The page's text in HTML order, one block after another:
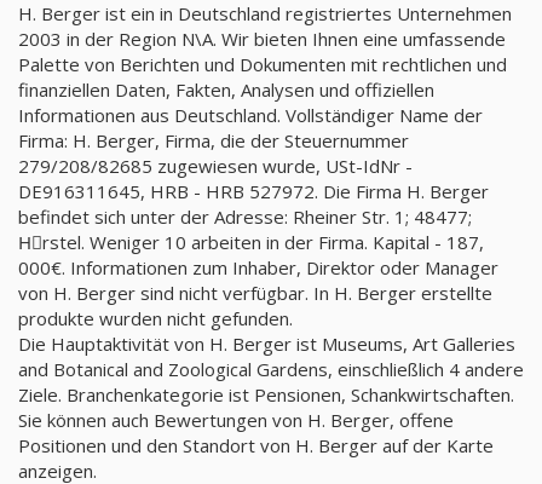
H. Berger ist ein in Deutschland registriertes Unternehmen
2003 in der Region N\A. Wir bieten Ihnen eine umfassende
Palette von Berichten und Dokumenten mit rechtlichen und
finanziellen Daten, Fakten, Analysen und offiziellen
Informationen aus Deutschland. Vollständiger Name der
Firma: H. Berger, Firma, die der Steuernummer
279/208/82685 zugewiesen wurde, USt-IdNr -
DE916311645, HRB - HRB 527972. Die Firma H. Berger
befindet sich unter der Adresse: Rheiner Str. 1; 48477;
Hِrstel. Weniger 10 arbeiten in der Firma. Kapital - 187,
000€. Informationen zum Inhaber, Direktor oder Manager
von H. Berger sind nicht verfügbar. In H. Berger erstellte
produkte wurden nicht gefunden.
Die Hauptaktivität von H. Berger ist Museums, Art Galleries
and Botanical and Zoological Gardens, einschließlich 4 andere
Ziele. Branchenkategorie ist Pensionen, Schankwirtschaften.
Sie können auch Bewertungen von H. Berger, offene
Positionen und den Standort von H. Berger auf der Karte
anzeigen.